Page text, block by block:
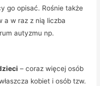
go opisać. Rośnie także
a w raz z nią liczba
autyzmu np.
– coraz więcej osób
kobiet i osób tzw.